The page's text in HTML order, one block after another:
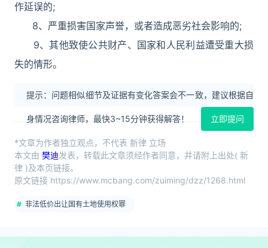
作延误的;
8、严重损害国家声誉，或者造成恶劣社会影响的;
9、其他致使公共财产、国家和人民利益遭受重大损
失的情形。
提示：问题相似细节及证据有变化答案会不一致，建议根据自
身情况咨询律师，最快3~15分钟获得解答！ 立即提问
*文章为作者独立观点，不代表 新律 立场
本文由 樊迪发表，转载此文章须经作者同意，并请附上出处( 新
律 )及本页链接。
原文链接 https://www.mcbang.com/zuiming/dzz/1268.html
非法低价出让国有土地使用权罪